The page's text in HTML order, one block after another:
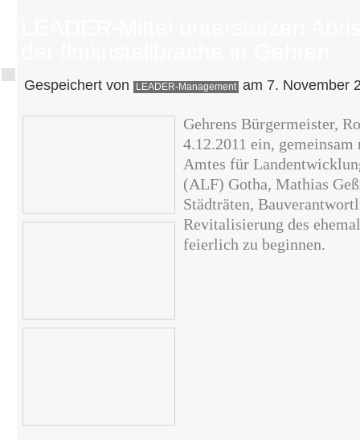
Gespeichert von LEADER-Management am 7. November
Gehrens Bürgermeister,
4.12.2011 ein,
Amtes für
(ALF) Gotha, Mathias
Städträten,
Revitalisierung des
feierlich zu beginnen.